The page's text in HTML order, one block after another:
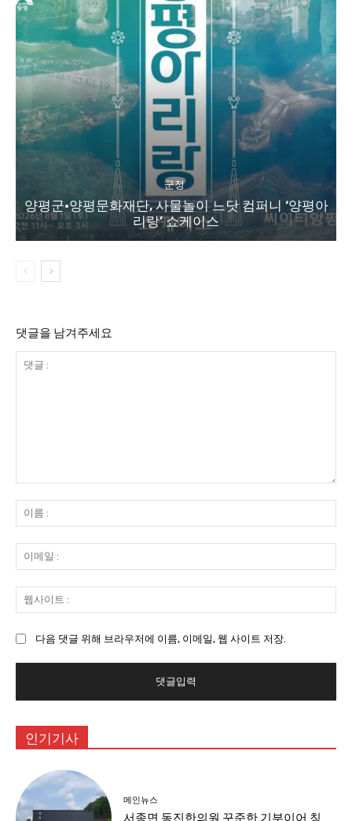
군정
양평군·양평문화재단, 사물놀이 느닷 컴퍼니 ‘양평아
리랑’ 쇼케이스
댓글을 남겨주세요
:
름
:
메
일
사
:
다음 댓글 위해 브라우저에 이름, 이메일, 웹 사이트 저장.
인기기사
메인뉴스